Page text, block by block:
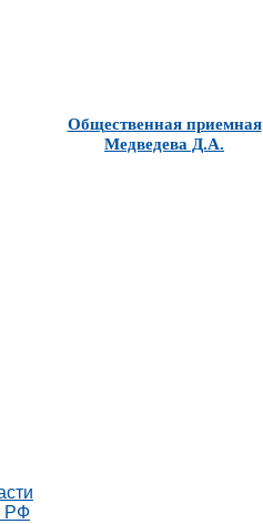
Общественная приемная
Медведева Д.А.
РФ